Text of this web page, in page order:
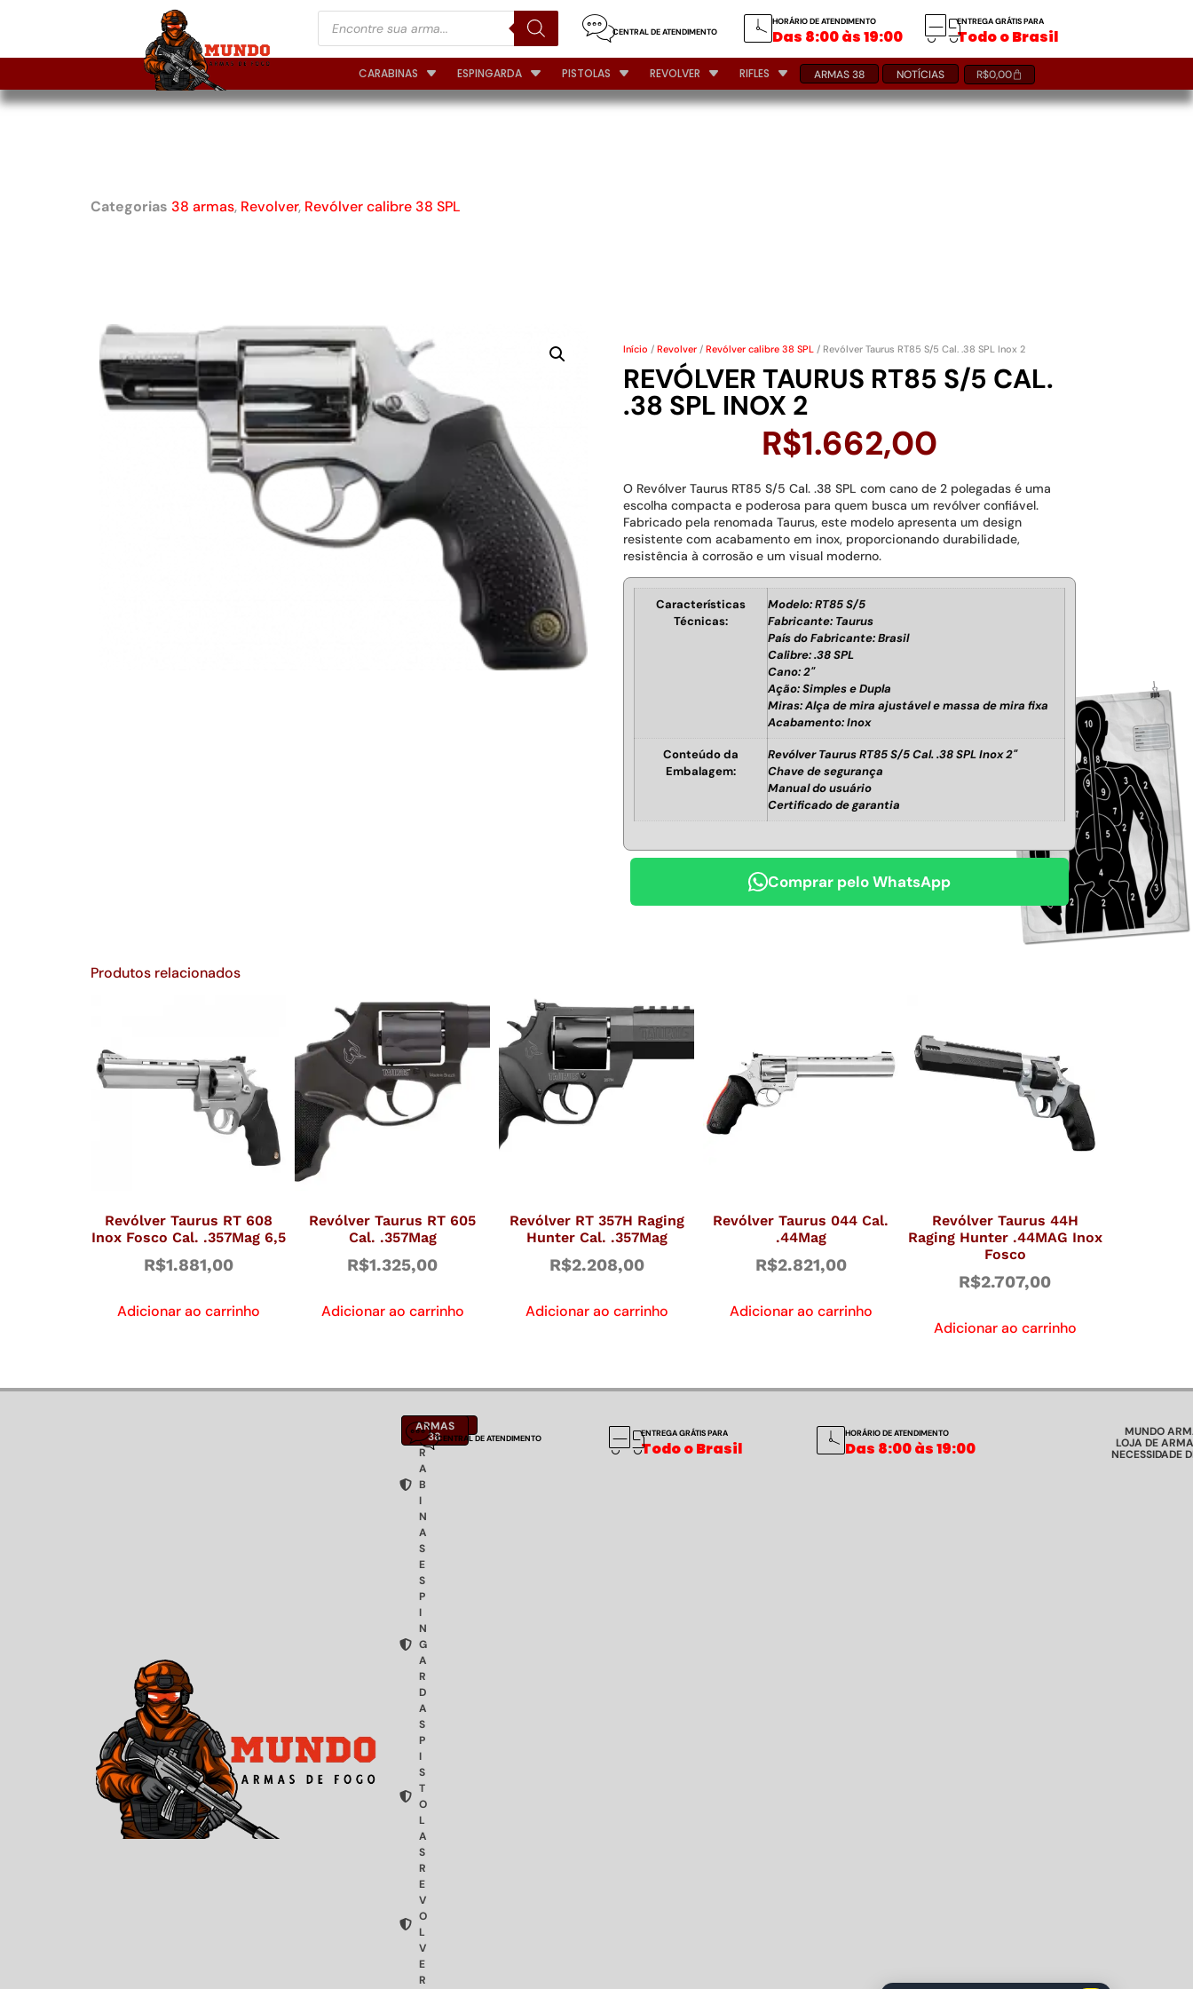
CENTRAL DE ATENDIMENTO
HORÁRIO DE ATENDIMENTO
Das 8:00 às 19:00
ENTREGA GRÁTIS PARA
Todo o Brasil
CARABINAS ESPINGARDA PISTOLAS REVOLVER RIFLES ARMAS 38 NOTÍCIAS R$0,00
Categorias 38 armas, Revolver, Revólver calibre 38 SPL
Início / Revolver / Revólver calibre 38 SPL / Revólver Taurus RT85 S/5 Cal. .38 SPL Inox 2
REVÓLVER TAURUS RT85 S/5 CAL.
.38 SPL INOX 2
R$1.662,00
O Revólver Taurus RT85 S/5 Cal. .38 SPL com cano de 2 polegadas é uma
escolha compacta e poderosa para quem busca um revólver confiável.
Fabricado pela renomada Taurus, este modelo apresenta um design
resistente com acabamento em inox, proporcionando durabilidade,
resistência à corrosão e um visual moderno.
Características
Técnicas:
Modelo: RT85 S/5
Fabricante: Taurus
País do Fabricante: Brasil
Calibre: .38 SPL
Cano: 2"
Ação: Simples e Dupla
Miras: Alça de mira ajustável e massa de mira fixa
Acabamento: Inox
Conteúdo da
Embalagem:
Revólver Taurus RT85 S/5 Cal. .38 SPL Inox 2"
Chave de segurança
Manual do usuário
Certificado de garantia
Comprar pelo WhatsApp
Produtos relacionados
Revólver Taurus RT 608
Inox Fosco Cal. .357Mag 6,5
R$1.881,00
Adicionar ao carrinho
Revólver Taurus RT 605
Cal. .357Mag
R$1.325,00
Adicionar ao carrinho
Revólver RT 357H Raging
Hunter Cal. .357Mag
R$2.208,00
Adicionar ao carrinho
Revólver Taurus 044 Cal.
.44Mag
R$2.821,00
Adicionar ao carrinho
Revólver Taurus 44H
Raging Hunter .44MAG Inox
Fosco
R$2.707,00
Adicionar ao carrinho
C
A
R
A
B
I
N
A
S
E
S
P
I
N
G
A
R
D
A
S
P
I
S
T
O
L
A
S
R
E
V
O
L
V
E
R
NOTÍCIAS
ARMAS
38CENTRAL DE ATENDIMENTO
ENTREGA GRÁTIS PARA
Todo o Brasil
HORÁRIO DE ATENDIMENTO
Das 8:00 às 19:00
MUNDO
LOJA DE
NECESSIDADE